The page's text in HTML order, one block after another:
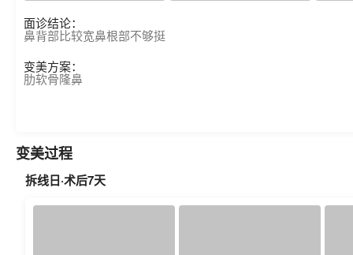
面诊结论：
鼻背部比较宽鼻根部不够挺
变美方案：
肋软骨隆鼻
变美过程
拆线日·术后7天